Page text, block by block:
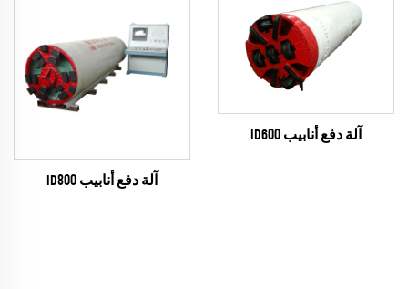
آلة دفع أنابيب ID600
آلة دفع أنابيب ID800